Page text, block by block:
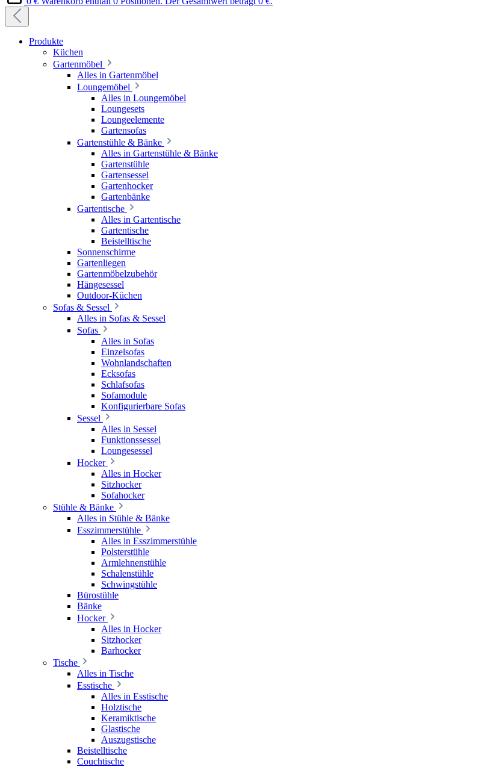
Produkte
Küchen
Gartenmöbel
Alles in Gartenmöbel
Loungemöbel
Alles in Loungemöbel
Loungesets
Loungeelemente
Gartensofas
Gartenstühle & Bänke
Alles in Gartenstühle & Bänke
Gartenstühle
Gartensessel
Gartenhocker
Gartenbänke
Gartentische
Alles in Gartentische
Gartentische
Beistelltische
Sonnenschirme
Gartenliegen
Gartenmöbelzubehör
Hängesessel
Outdoor-Küchen
Sofas & Sessel
Alles in Sofas & Sessel
Sofas
Alles in Sofas
Einzelsofas
Wohnlandschaften
Ecksofas
Schlafsofas
Sofamodule
Konfigurierbare Sofas
Sessel
Alles in Sessel
Funktionssessel
Loungesessel
Hocker
Alles in Hocker
Sitzhocker
Sofahocker
Stühle & Bänke
Alles in Stühle & Bänke
Esszimmerstühle
Alles in Esszimmerstühle
Polsterstühle
Armlehnenstühle
Schalenstühle
Schwingstühle
Bürostühle
Bänke
Hocker
Alles in Hocker
Sitzhocker
Barhocker
Tische
Alles in Tische
Esstische
Alles in Esstische
Holztische
Keramiktische
Glastische
Auszugstische
Beistelltische
Couchtische